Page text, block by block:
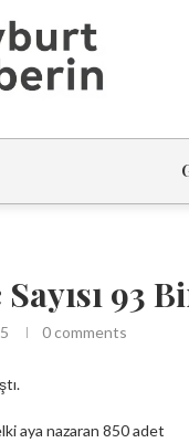
93
0 comments
aya nazaran 850 adet